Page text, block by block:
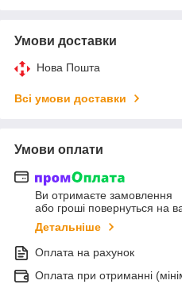
Умови доставки
Нова Пошта
Всі умови доставки
Умови оплати
Ви отримаєте замовлення
або гроші повернуться на
Детальніше
Оплата на рахунок
Оплата при отриманні